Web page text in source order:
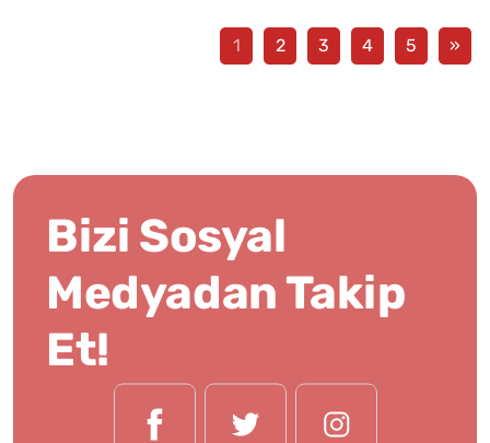
1 2 3 4 5 »
Bizi Sosyal
Medyadan Takip
Et!